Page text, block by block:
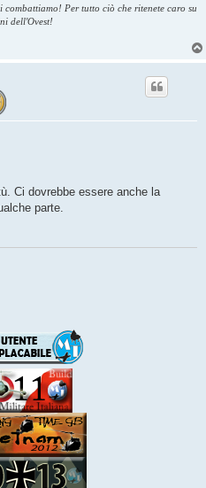
Per tutto ciò che ritenete caro su
dell'Ovest!
Ci dovrebbe essere anche la
parte.